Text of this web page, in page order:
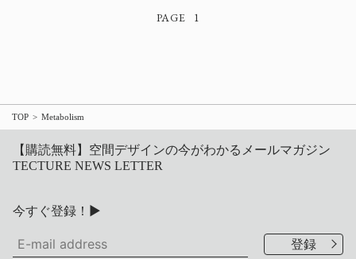
1
TOP Metabolism
【購読無料】空間デザインの今がわかるメールマガジン
TECTURE NEWS LETTER
今すぐ登録！▶